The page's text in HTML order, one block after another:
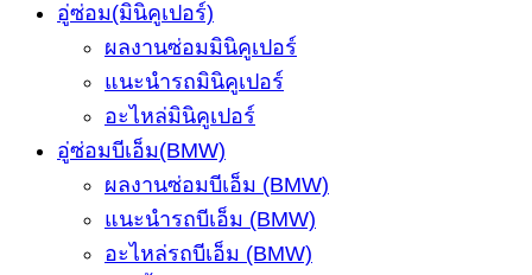
อู่ซ่อม(มินิคูเปอร์)
ผลงานซ่อมมินิคูเปอร์
แนะนำรถมินิคูเปอร์
อะไหล่มินิคูเปอร์
อู่ซ่อมบีเอ็ม(BMW)
ผลงานซ่อมบีเอ็ม (BMW)
แนะนำรถบีเอ็ม (BMW)
อะไหล่รถบีเอ็ม (BMW)